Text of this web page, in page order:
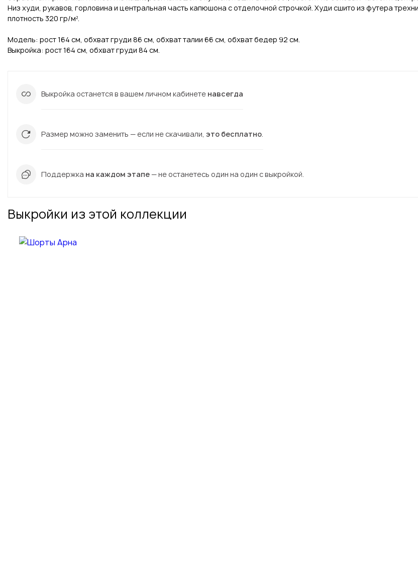
Низ худи, рукавов, горловина и центральная часть капюшона с отделочной строчкой. Худи сшито из футера
плотность 320 гр/м².
Модель: рост 164 см, обхват груди 86 см, обхват талии 66 см, обхват бедер 92 см.
Выкройка: рост 164 см, обхват груди 84 см.
Вконтакте Инстаграм
Выкройка останется в вашем личном кабинете навсегда
Размер можно заменить — если не скачивали, это бесплатно
Поддержка на каждом этапе — не останетесь один на один с выкройкой.
Выкройки из этой коллекции